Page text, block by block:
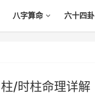
八字算命 六十四卦
/时柱命理详解